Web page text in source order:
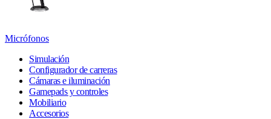
Micrófonos
Simulación
Configurador de carreras
Cámaras e iluminación
Gamepads y controles
Mobiliario
Accesorios